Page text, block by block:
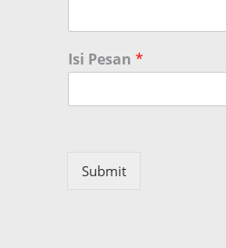
Isi Pesan *
Submit